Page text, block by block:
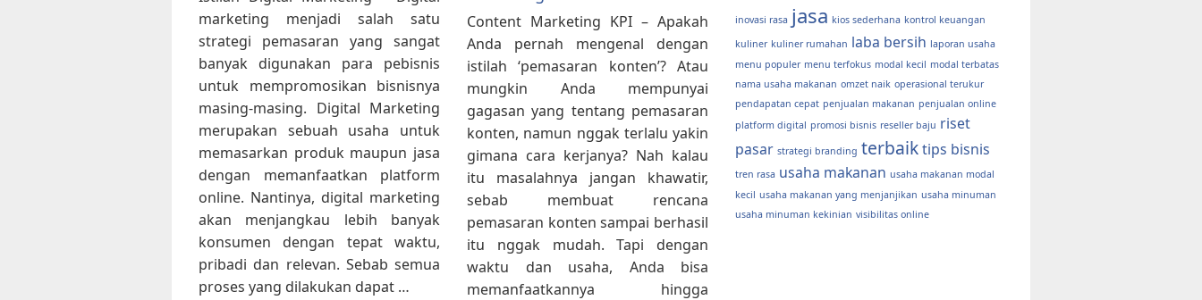
marketing menjadi salah satu
strategi pemasaran yang sangat
banyak digunakan para pebisnis
untuk mempromosikan bisnisnya
masing-masing. Digital Marketing
merupakan sebuah usaha untuk
memasarkan produk maupun jasa
dengan memanfaatkan platform
online. Nantinya, digital marketing
akan menjangkau lebih banyak
konsumen dengan tepat waktu,
pribadi dan relevan. Sebab semua
proses yang dilakukan dapat …
Content Marketing KPI – Apakah
Anda pernah mengenal dengan
istilah ‘pemasaran konten’? Atau
mungkin Anda mempunyai
gagasan yang tentang pemasaran
konten, namun nggak terlalu yakin
gimana cara kerjanya? Nah kalau
itu masalahnya jangan khawatir,
sebab membuat rencana
pemasaran konten sampai berhasil
itu nggak mudah. Tapi dengan
waktu dan usaha, Anda bisa
memanfaatkannya hingga
inovasi rasa jasa kios sederhana kontrol keuangan
kuliner kuliner rumahan laba bersih laporan usaha
menu populer menu terfokus modal kecil modal terbatas
nama usaha makanan omzet naik operasional terukur
pendapatan cepat penjualan makanan penjualan online
platform digital promosi bisnis reseller baju riset
pasar strategi branding terbaiktips bisnis
tren rasa usaha makanan usaha makanan modal
kecil usaha makanan yang menjanjikan usaha minuman
usaha minuman kekinian visibilitas online